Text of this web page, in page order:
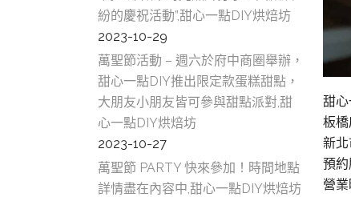
甜
板橋
新
預約
營
紛的慶祝活動”,甜心一點DIY烘焙坊
2023-10-29
萬聖節活動 – 週六於府中商圈舉辦，
甜心一點DIY推出限定款蛋糕甜點，
大朋友小朋友皆可參與甜點派對,甜
心一點DIY烘焙坊
2023-10-27
萬聖節 PARTY 快來參加！時間地點
詳情盡在內容中,甜心一點DIY烘焙坊